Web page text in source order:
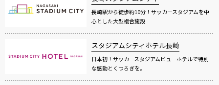
長崎駅から徒歩約10分！サッカースタジアムを中
心とした大型複合施設
スタジアムシティホテル長崎
日本初！サッカースタジアムビューホテルで特別
な感動とくつろぎを。